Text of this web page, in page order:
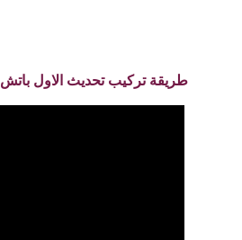
طريقة تركيب تحديث الاول باتش 2021 لبيس 2013